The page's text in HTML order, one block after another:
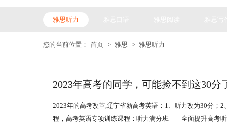
雅思听力
您的当前位置： 首页 > 雅思 > 雅思听力
2023年高考的同学，可能捡不到这30分
2023年的高考改革,辽宁省新高考英语：1、听力改为30分；
程，高考英语专项训练课程：听力满分班——全面提升高考